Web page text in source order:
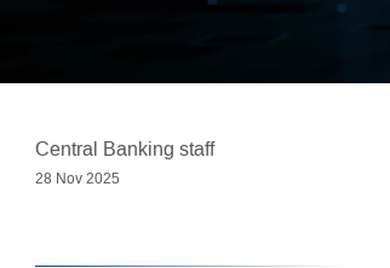
Central Banking staff
28 Nov 2025